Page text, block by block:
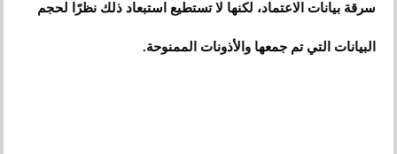
سرقة بيانات الاعتماد، لكنها لا تستطيع استبعاد ذلك نظرًا لحجم
البيانات التي تم جمعها والأذونات الممنوحة.